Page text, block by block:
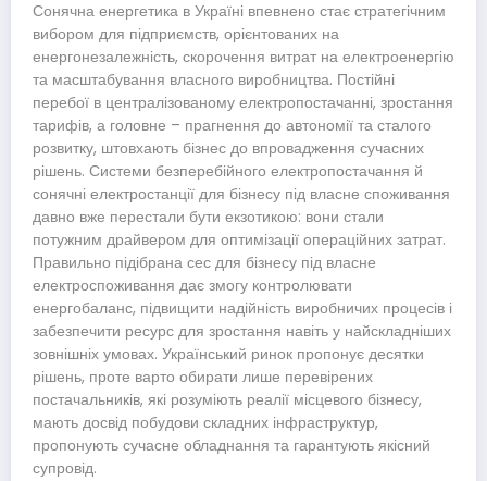
Сонячна енергетика в Україні впевнено стає стратегічним
вибором для підприємств, орієнтованих на
енергонезалежність, скорочення витрат на електроенергію
та масштабування власного виробництва. Постійні
перебої в централізованому електропостачанні, зростання
тарифів, а головне – прагнення до автономії та сталого
розвитку, штовхають бізнес до впровадження сучасних
рішень. Системи безперебійного електропостачання й
сонячні електростанції для бізнесу під власне споживання
давно вже перестали бути екзотикою: вони стали
потужним драйвером для оптимізації операційних затрат.
Правильно підібрана сес для бізнесу під власне
електроспоживання дає змогу контролювати
енергобаланс, підвищити надійність виробничих процесів і
забезпечити ресурс для зростання навіть у найскладніших
зовнішніх умовах. Український ринок пропонує десятки
рішень, проте варто обирати лише перевірених
постачальників, які розуміють реалії місцевого бізнесу,
мають досвід побудови складних інфраструктур,
пропонують сучасне обладнання та гарантують якісний
супровід.